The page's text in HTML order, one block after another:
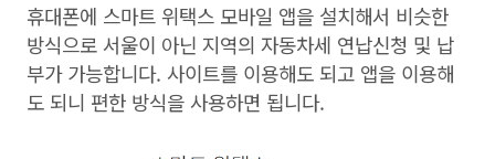
휴대폰에 스마트 위택스 모바일 앱을 설치해서 비슷한
방식으로 서울이 아닌 지역의 자동차세 연납신청 및 납
부가 가능합니다. 사이트를 이용해도 되고 앱을 이용해
도 되니 편한 방식을 사용하면 됩니다.